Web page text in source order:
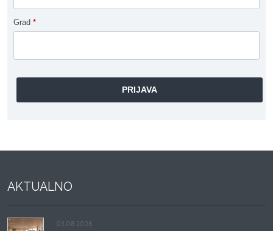
Grad *
AKTUALNO
03.08.2026.